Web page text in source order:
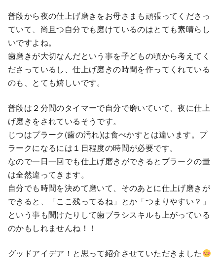
普段から夜の仕上げ磨きをお母さまも頑張ってくださっ
ていて、尚且つ自分でも磨けているのはとても素晴らし
いですよね。
歯磨きが大切なんだという事を子どもの頃から考えてく
ださっているし、仕上げ磨きの時間を作ってくれている
のも、とても嬉しいです。
普段は２分間のタイマーで自分で磨いていて、夜に仕上
げ磨きをされているそうです。
じつはプラーク(歯の汚れ)は食べかすとは違います。プ
ラークになるには１日程度の時間が必要です。
なので一日一回でも仕上げ磨きができるとプラークの量
は全然違ってきます。
自分でも時間を決めて磨いて、そのあとに仕上げ磨きが
できると、「ここ残ってるね」とか「つまりやすい？」
という事も聞けたりして歯ブラシスキルも上がっている
のかもしれませんね！！
グッドアイデア！と思って紹介させていただきました